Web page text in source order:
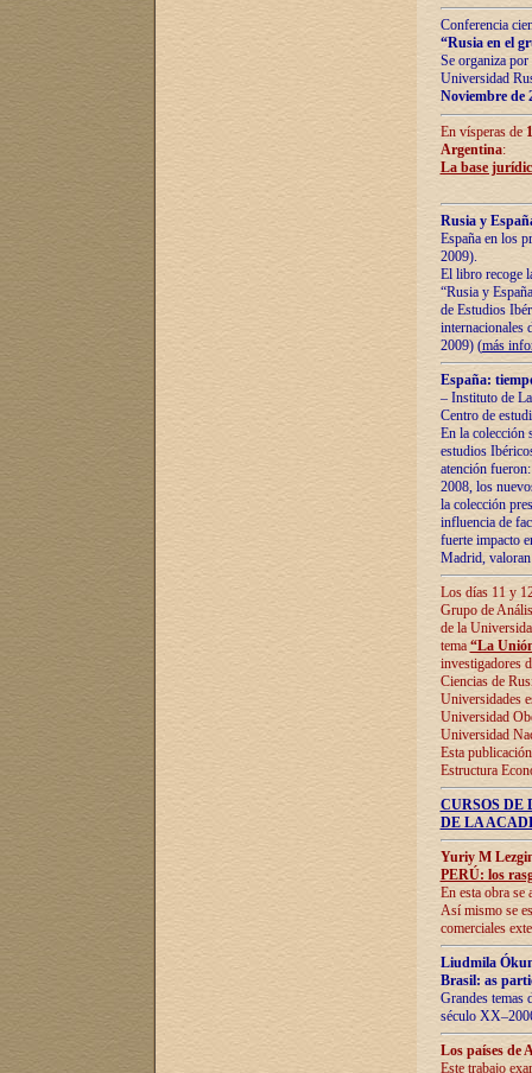
Conferencia
“Rusia en el
Se organiza
Universidad
Noviembre de
En vísperas de
Argentina:
La base
Rusia y
España en los
2009).
El libro recoge
“Rusia y
de Estudios
internacionales
2009) (más
España:
– Instituto de
Centro de
En la colección
estudios
atención
2008, los
la colección
influencia de
fuerte impacto
Madrid,
Los días 11 y
Grupo de
de la
tema “La
investigadores
Ciencias de
Universidades
Universidad
Universidad
Esta
Estructura
CURSOS
DE LA
Yuriy M
PERÚ: los
En esta obra se
Así mismo se
comerciales
Liudmila
Brasil: as
Grandes temas
século
Los países de
Este trabajo